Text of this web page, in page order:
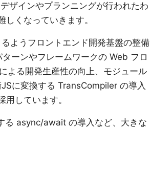
ザインやプランニングが行われたわ
くなっていきます。
ようフロントエンド開発基盤の整備
ーンやフレームワークの Web フロ
よる開発生産性の向上、モジュール
に変換する TransCompiler の導入
しています。
る async/await の導入など、大きな